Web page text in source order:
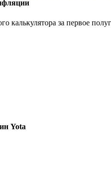
калькулятора за первое
Yota